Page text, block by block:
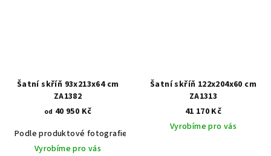
Šatní skříň 93x213x64 cm
ZA1382
od 40 950 Kč
Podle produktové fotografie
Akát vintage BT1551
Vyrobíme pro vás
Šatní skříň 122x204x60 cm
ZA1313
41 170 Kč
Vyrobíme pro vás